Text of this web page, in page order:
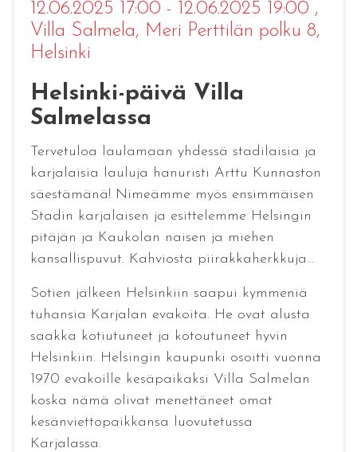
12.06.2025 17:00 - 12.06.2025 19:00 ,
Villa Salmela, Meri Perttilän polku 8,
Helsinki
Helsinki-päivä Villa
Salmelassa
Tervetuloa laulamaan yhdessä stadilaisia ja
karjalaisia lauluja hanuristi Arttu Kunnaston
säestämänä! Nimeämme myös ensimmäisen
Stadin karjalaisen ja esittelemme Helsingin
pitäjän ja Kaukolan naisen ja miehen
kansallispuvut. Kahviosta piirakkaherkkuja...
Sotien jälkeen Helsinkiin saapui kymmeniä
tuhansia Karjalan evakoita. He ovat alusta
saakka kotiutuneet ja kotoutuneet hyvin
Helsinkiin. Helsingin kaupunki osoitti vuonna
1970 evakoille kesäpaikaksi Villa Salmelan
koska nämä olivat menettäneet omat
kesänviettopaikkansa luovutetussa
Karjalassa.